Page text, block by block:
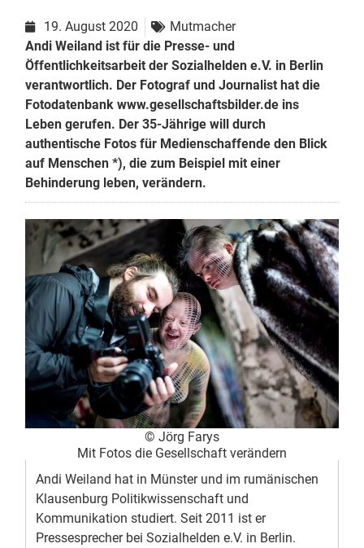
19. August 2020
Mutmacher
Andi Weiland ist für die Presse- und
Öffentlichkeitsarbeit der Sozialhelden e.V. in Berlin
verantwortlich. Der Fotograf und Journalist hat die
Fotodatenbank www.gesellschaftsbilder.de ins
Leben gerufen. Der 35-Jährige will durch
authentische Fotos für Medienschaffende den Blick
auf Menschen *), die zum Beispiel mit einer
Behinderung leben, verändern.
© Jörg Farys
Mit Fotos die Gesellschaft verändern
Andi Weiland hat in Münster und im rumänischen
Klausenburg Politikwissenschaft und
Kommunikation studiert. Seit 2011 ist er
Pressesprecher bei Sozialhelden e.V. in Berlin.